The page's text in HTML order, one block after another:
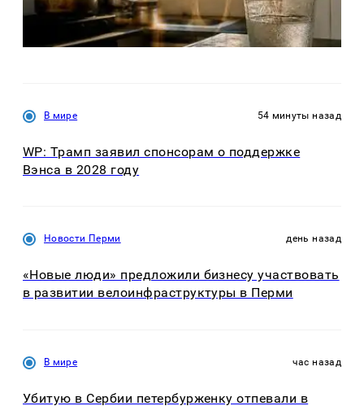
В мире 54 минуты назад
WP: Трамп заявил спонсорам о поддержке
Вэнса в 2028 году
Новости Перми день назад
«Новые люди» предложили бизнесу участвовать
в развитии велоинфраструктуры в Перми
В мире час назад
Убитую в Сербии петербурженку отпевали в